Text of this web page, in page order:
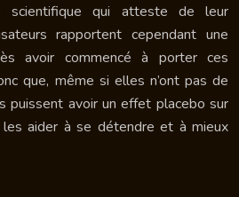
scientifique qui atteste de leur
rapportent cependant une
avoir commencé à porter ces
que, même si elles n’ont pas de
puissent avoir un effet placebo sur
aider à se détendre et à mieux